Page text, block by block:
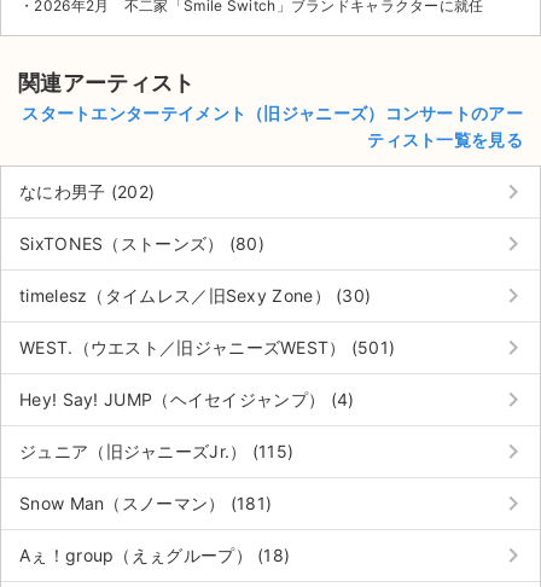
・2026年2月 不二家「Smile Switch」ブランドキャラクターに就任
関連アーティスト
スタートエンターテイメント（旧ジャニーズ）コンサートのアー
ティスト一覧を見る
なにわ男子 (202) keyboard_arrow_right
SixTONES（ストーンズ） (80) keyboard_arrow_right
timelesz（タイムレス／旧Sexy Zone） (30) keyboard_arrow_right
WEST.（ウエスト／旧ジャニーズWEST） (501) keyboard_arrow_right
Hey! Say! JUMP（ヘイセイジャンプ） (4) keyboard_arrow_right
ジュニア（旧ジャニーズJr.） (115) keyboard_arrow_right
Snow Man（スノーマン） (181) keyboard_arrow_right
Aぇ！group（えぇグループ） (18) keyboard_arrow_right